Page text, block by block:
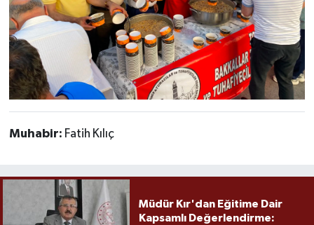
Muhabir: Fatih Kılıç
Müdür Kır'dan Eğitime Dair
Kapsamlı Değerlendirme: